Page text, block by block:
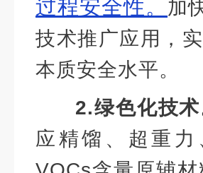
过程安全性。 加
技术推广应用，
本质安全水平。
2.绿色化技术
应精馏、超重